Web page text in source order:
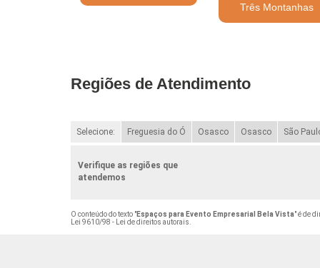
Três Montanhas
Regiões de Atendimento
Selecione: Freguesia do Ó Osasco Osasco São
Verifique as regiões que
atendemos
O conteúdo do texto "Espaços para Evento Empresarial Bela Vista" é de
Lei 9610/98 - Lei de direitos autorais